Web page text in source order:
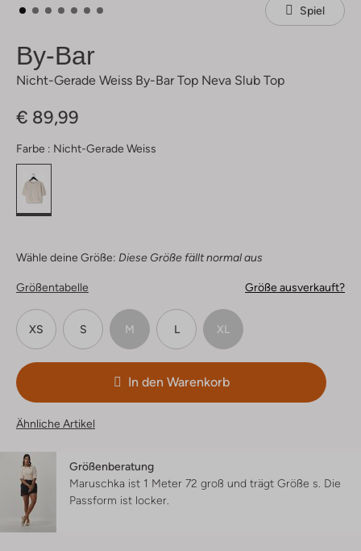
Spiel
By-Bar
Nicht-Gerade Weiss By-Bar Top Neva Slub Top
€ 89,99
Farbe : Nicht-Gerade Weiss
Wähle deine Größe: Diese Größe fällt normal aus
Größentabelle Größe ausverkauft?
XS S M L XL
In den Warenkorb
Ähnliche Artikel
Größenberatung
Maruschka ist 1 Meter 72 groß und trägt Größe s. Die
Passform ist locker